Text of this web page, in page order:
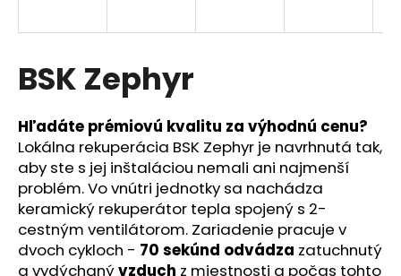
BSK Zephyr
Hľadáte prémiovú kvalitu za výhodnú cenu?
Lokálna rekuperácia BSK Zephyr je navrhnutá tak,
aby ste s jej inštaláciou nemali ani najmenší
problém. Vo vnútri jednotky sa nachádza
keramický rekuperátor tepla spojený s 2-
cestným ventilátorom. Zariadenie pracuje v
dvoch cykloch - 70 sekúnd odvádza zatuchnutý
a vydýchanývzduch z miestnosti a počas tohto
s
ť
?
HĽADAŤ